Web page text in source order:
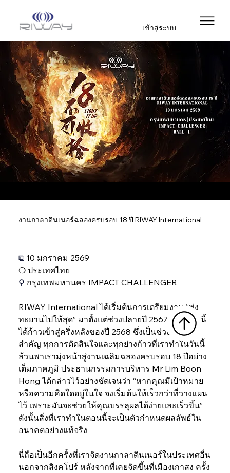
เข้าสู่ระบบ
งานกาลาดินเนอร์ฉลองครบรอบ 18 ปี RIWAY International
⧉ 10 มกราคม 2569
❍ ประเทศไทย
⚲ กรุงเทพมหานคร IMPACT CHALLENGER
RIWAY International ได้เริ่มต้นการเตรียมงาน “พุ่ง
ทะยานไปให้สุด” มาตั้งแต่ช่วงปลายปี 2567 และตอนนี้
ได้ก้าวเข้าสู่ครึ่งหลังของปี 2568 ซึ่งเป็นช่วงเวลา
สำคัญ ทุกการตัดสินใจและทุกย่างก้าวที่เราทำในวันนี้
ล้วนพาเรามุ่งหน้าสู่งานเฉลิมฉลองครบรอบ 18 ปีอย่าง
เต็มภาคภูมิ ประธานกรรมการบริหาร Mr Lim Boon
Hong ได้กล่าวไว้อย่างชัดเจนว่า “หากคุณมีเป้าหมาย
หรือความคิดใดอยู่ในใจ จงเริ่มต้นให้เร็วกว่าที่วางแผน
ไว้ เพราะมันจะช่วยให้คุณบรรลุผลได้ง่ายและเร็วขึ้น”
ดังนั้นสิ่งที่เราทำในตอนนี้จะเป็นตัวกำหนดผลลัพธ์ใน
อนาคตอย่างแท้จริง
นี่ถือเป็นอีกครั้งที่เราจัดงานกาลาดินเนอร์ในประเทศอื่น
นอกจากสิงคโปร์ หลังจากที่เคยจัดขึ้นที่เมืองเกาสง ครั้ง